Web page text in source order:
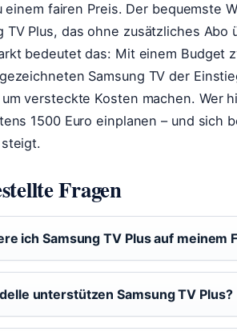
einem fairen Preis. Der bequemste
TV Plus, das ohne zusätzliches
bedeutet das: Mit einem Budget
Samsung TV der
versteckte Kosten machen. Wer
1500 Euro einplanen – und sich
Fragen
ich Samsung TV Plus auf meinem
unterstützen Samsung TV Plus?